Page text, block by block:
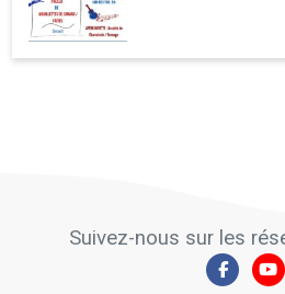
Suivez-nous sur les